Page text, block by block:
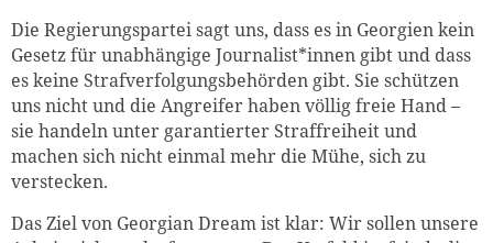
Die Regierungspartei sagt uns, dass es in Georgien kein
Gesetz für unabhängige Journalist*innen gibt und dass
es keine Strafverfolgungsbehörden gibt. Sie schützen
uns nicht und die Angreifer haben völlig freie Hand –
sie handeln unter garantierter Straffreiheit und
machen sich nicht einmal mehr die Mühe, sich zu
verstecken.
Das Ziel von Georgian Dream ist klar: Wir sollen unsere